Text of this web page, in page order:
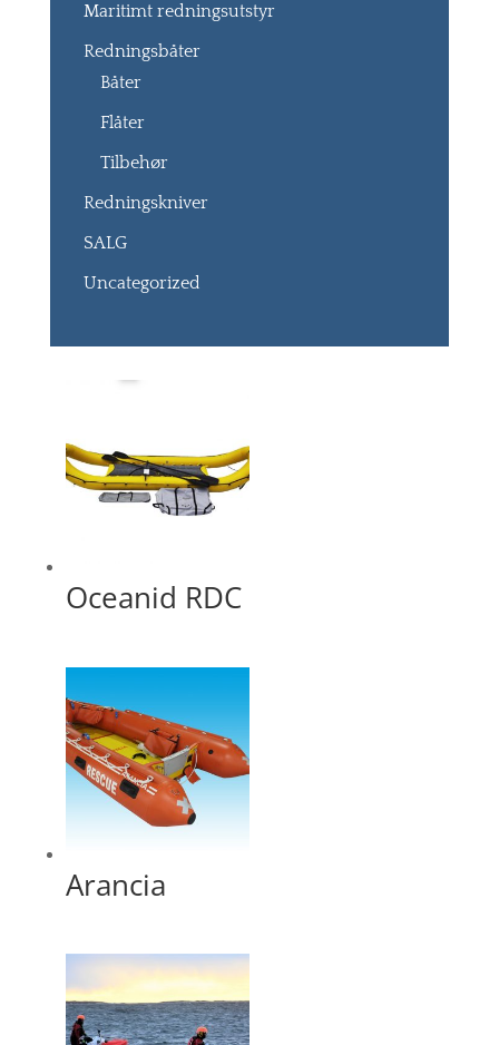
Maritimt redningsutstyr
Redningsbåter
Båter
Flåter
Tilbehør
Redningskniver
SALG
Uncategorized
Oceanid RDC
Arancia